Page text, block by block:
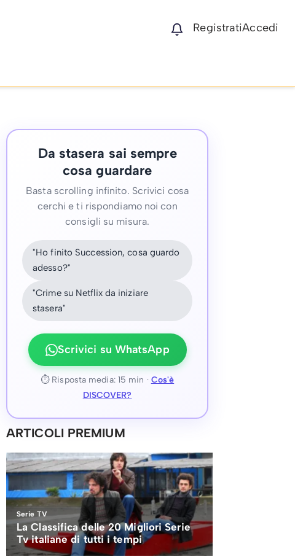
RegistratiAccedi
Da stasera sai sempre
cosa guardare
Basta scrolling infinito. Scrivici cosa
cerchi e ti rispondiamo noi con
consigli su misura.
"Ho finito Succession, cosa guardo
adesso?"
"Crime su Netflix da iniziare
stasera"
Scrivici su WhatsApp
⏱ Risposta media: 15 min · Cos'è
DISCOVER?
ARTICOLI PREMIUM